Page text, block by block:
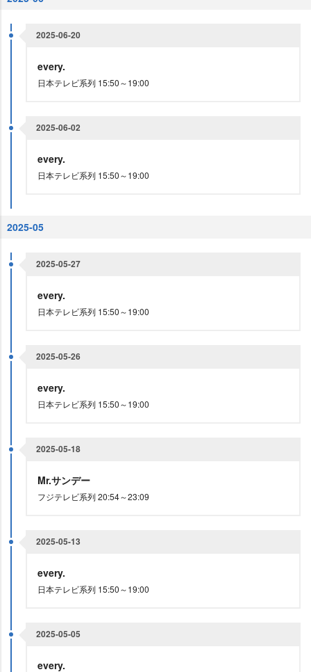
2025-06-20
every.
日本テレビ系列 15:50～19:00
2025-06-02
every.
日本テレビ系列 15:50～19:00
2025-05
2025-05-27
every.
日本テレビ系列 15:50～19:00
2025-05-26
every.
日本テレビ系列 15:50～19:00
2025-05-18
Mr.サンデー
フジテレビ系列 20:54～23:09
2025-05-13
every.
日本テレビ系列 15:50～19:00
2025-05-05
every.